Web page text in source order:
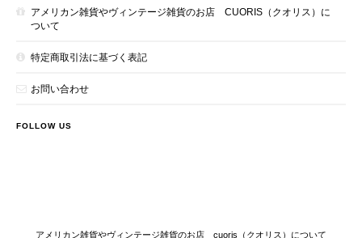
アメリカン雑貨やヴィンテージ雑貨のお店 CUORIS（クオリス）に
ついて
特定商取引法に基づく表記
お問い合わせ
FOLLOW US
アメリカン雑貨やヴィンテージ雑貨のお店 cuoris（クオリス）について